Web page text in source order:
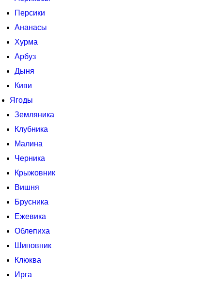
Персики
Ананасы
Хурма
Арбуз
Дыня
Киви
Ягоды
Земляника
Клубника
Малина
Черника
Крыжовник
Вишня
Брусника
Ежевика
Облепиха
Шиповник
Клюква
Ирга